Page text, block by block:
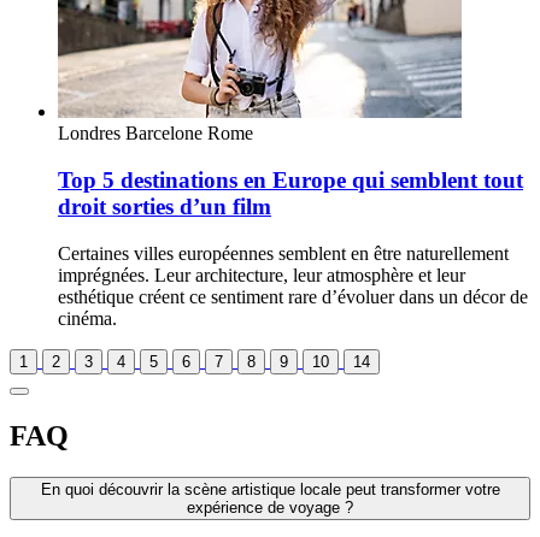
Londres Barcelone Rome
Top 5 destinations en Europe qui semblent tout
droit sorties d’un film
Certaines villes européennes semblent en être naturellement
imprégnées. Leur architecture, leur atmosphère et leur
esthétique créent ce sentiment rare d’évoluer dans un décor de
cinéma.
1 2 3 4 5 6 7 8 9 10 14
FAQ
En quoi découvrir la scène artistique locale peut transformer votre
expérience de voyage ?